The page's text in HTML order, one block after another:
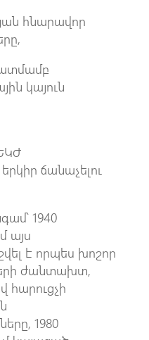
հնարավոր
կայուն
ճանաչելու
1940
այս
է որպես խոշոր
ժանտախտ,
հարուցչի
1980